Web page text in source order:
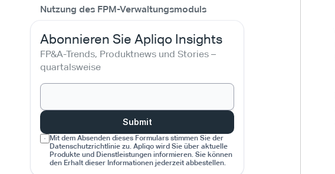
Nutzung des FPM-Verwaltungsmoduls
Abonnieren Sie Apliqo Insights
FP&A-Trends, Produktnews und Stories –
quartalsweise
Submit
Mit dem Absenden dieses Formulars stimmen Sie der
Datenschutzrichtlinie zu. Apliqo wird Sie über aktuelle
Produkte und Dienstleistungen informieren. Sie können
den Erhalt dieser Informationen jederzeit abbestellen.